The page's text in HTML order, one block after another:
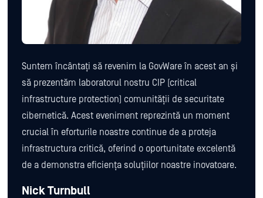
Suntem încântați să revenim la GovWare în acest an și
să prezentăm laboratorul nostru CIP (critical
infrastructure protection) comunității de securitate
cibernetică. Acest eveniment reprezintă un moment
crucial în eforturile noastre continue de a proteja
infrastructura critică, oferind o oportunitate excelentă
de a demonstra eficiența soluțiilor noastre inovatoare.
Nick Turnbull